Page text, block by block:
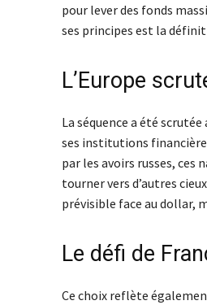
pour lever des fonds
ses principes est la
L’Europe
La séquence a été
ses institutions
par les avoirs russes,
tourner vers d’autres
prévisible face au dollar,
Le défi de
Ce choix reflète